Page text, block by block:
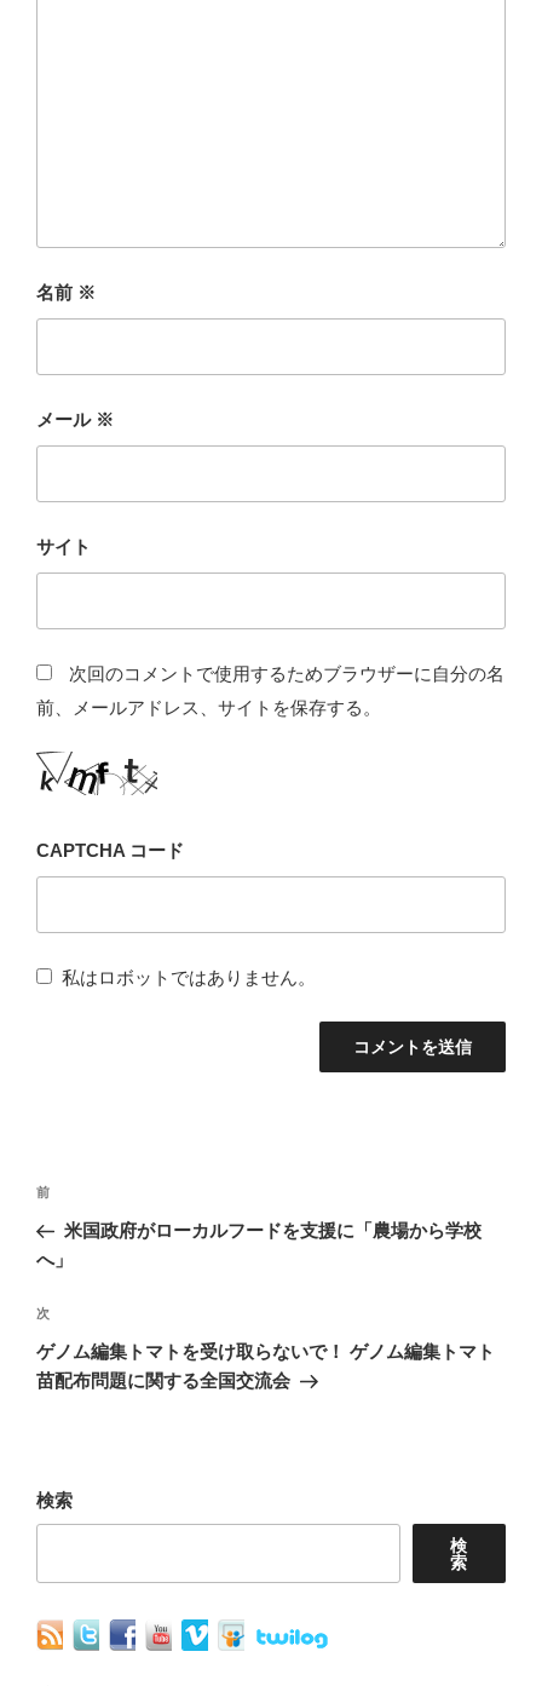
名前 ※
メール ※
サイト
次回のコメントで使用するためブラウザーに自分の名
前、メールアドレス、サイトを保存する。
CAPTCHA コード
私はロボットではありません。
投
稿
ナ
ゲ
ー
前
の
投
前
米国政府がローカルフードを支援に「農場から学校
へ」
次
の
投
次
ゲノム編集トマトを受け取らないで！ ゲノム編集トマト
苗配布問題に関する全国交流会
検索
検
索